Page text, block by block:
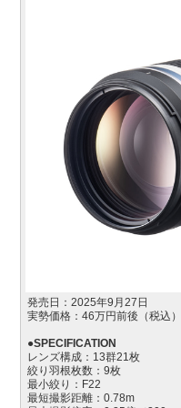
発売日：2025年9月27日
実勢価格：46万円前後（税込）
●SPECIFICATION
レンズ構成：13群21枚
絞り羽根枚数：9枚
最小絞り：F22
最短撮影距離：0.78m